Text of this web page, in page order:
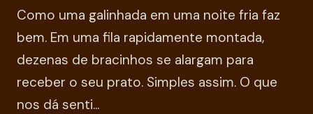
Como uma galinhada em uma noite fria faz
bem. Em uma fila rapidamente montada,
dezenas de bracinhos se alargam para
receber o seu prato. Simples assim. O que
nos dá senti...